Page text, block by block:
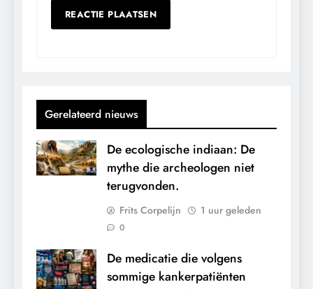
Gerelateerd nieuws
De ecologische indiaan: De
mythe die archeologen niet
terugvonden.
Frits Corpelijn 1 uur geleden
0
De medicatie die volgens
sommige kankerpatiënten